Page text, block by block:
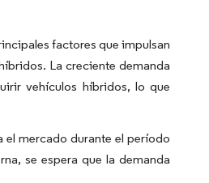
factores que impulsan
La creciente demanda
vehículos híbridos, lo que
el mercado durante el período
se espera que la demanda